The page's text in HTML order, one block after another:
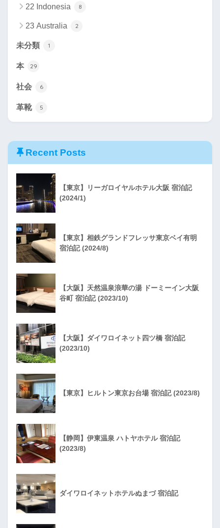
22 Indonesia 8
23 Australia 2
未分類 1
本 29
社会 6
革靴 5
Recent Posts
【東京】リーガロイヤルホテル大阪 宿泊記
(2024/1)
【東京】相鉄グランドフレッサ東京ベイ有明
宿泊記 (2024/8)
【大阪】天然温泉浪華の湯 ドーミーイン大阪
谷町 宿泊記 (2023/10)
【大阪】ダイワロイネット四ツ橋 宿泊記
(2023/10)
【東京】ヒルトン東京お台場 宿泊記 (2023/8)
【静岡】伊東温泉 ハトヤホテル 宿泊記
(2023/8)
ダイワロイネットホテルぬまづ 宿泊記